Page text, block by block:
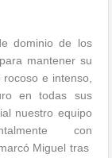
dominio de los
mantener su
e intenso,
en todas sus
nuestro equipo
con
Miguel tras